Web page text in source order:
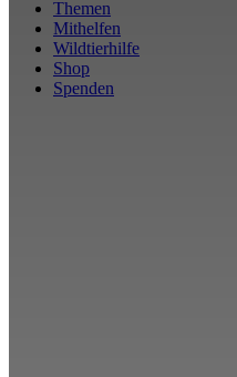
Themen
Mithelfen
Wildtierhilfe
Shop
Spenden